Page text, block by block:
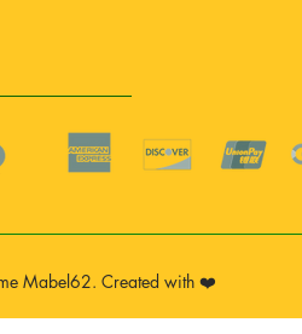
Mabel62. Created with ❤️